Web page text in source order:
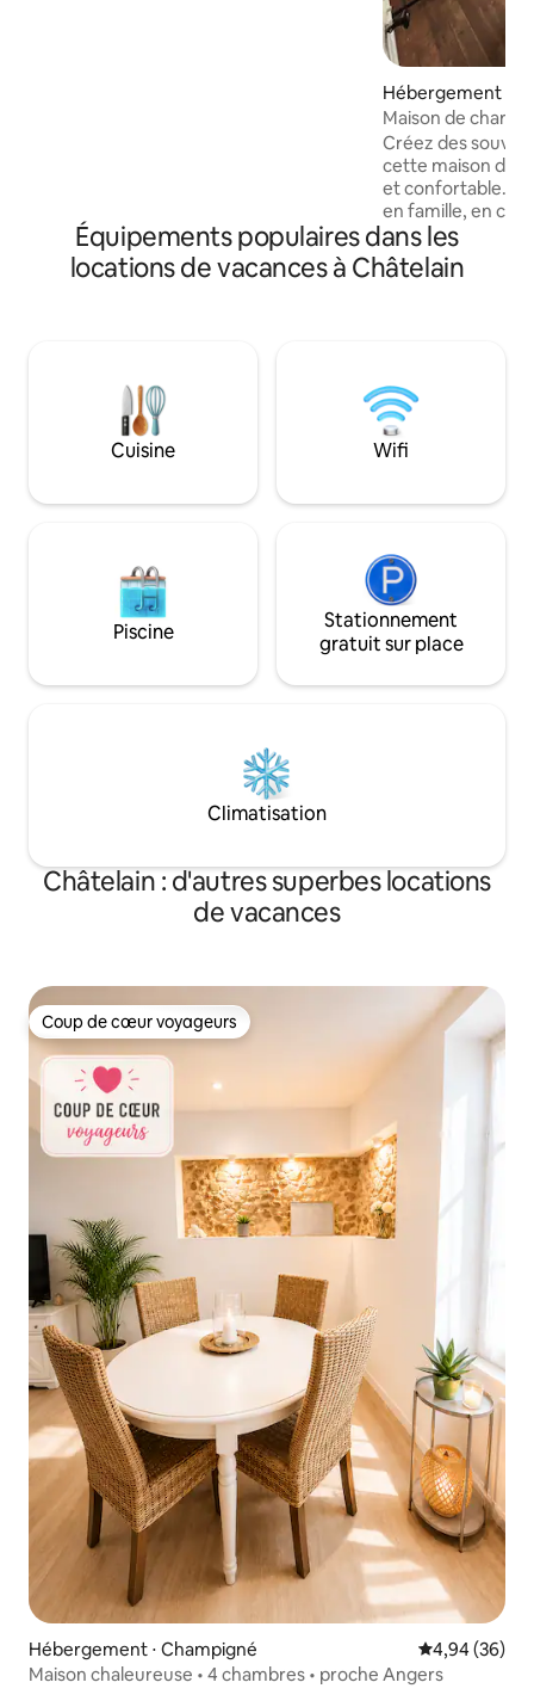
Hébergement ⋅
Maison de
Créez des
cette maison de
et confortable.
en famille, en
déplacement
est idéalement
toutes commodités. 💧 Accès
Saulges, 45
du Mans, 10 min
Papéa Parc
Équipements populaires dans les
locations de vacances à Châtelain
Cuisine Wifi
Piscine
Stationnement
gratuit sur place
Climatisation
Châtelain : d'autres superbes locations
de vacances
Coup de cœur voyageurs
Coup de cœur voyageurs
Hébergement ⋅ Champigné Évaluation
4,94 (36)
Maison chaleureuse • 4 chambres • proche Angers